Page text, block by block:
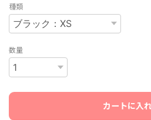
種類
数量
カートに入